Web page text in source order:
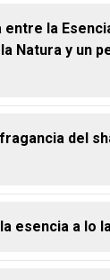
la
Natura y un
cumplen la
una fórmula
del
de
esencia a lo